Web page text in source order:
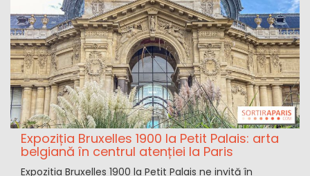
Expoziția Bruxelles 1900 la Petit Palais: arta
belgiană în centrul atenției la Paris
Expozitia Bruxelles 1900 la Petit Palais ne invită în